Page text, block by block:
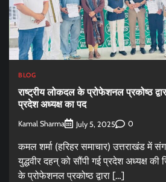
BLOG
राष्ट्रीय लोकदल के प्रोफेशनल प्रकोष्ठ
प्रदेश अध्यक्ष का पद
Kamal Sharma July 5, 2025 0
कमल शर्मा (हरिहर समाचार) उत्तराखंड में
युद्धवीर दहन् को सौंपी गई प्रदेश अध्यक्ष की
के प्रोफेशनल प्रकोष्ठ द्वारा […]